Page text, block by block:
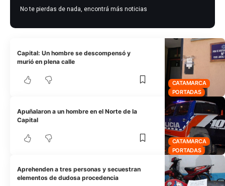
No te pierdas de nada, encontrá más noticias
CATAMARCA
PORTADAS
Capital: Un hombre se descompensó y
murió en plena calle
CATAMARCA
PORTADAS
Apuñalaron a un hombre en el Norte de la
Capital
Aprehenden a tres personas y secuestran
elementos de dudosa procedencia